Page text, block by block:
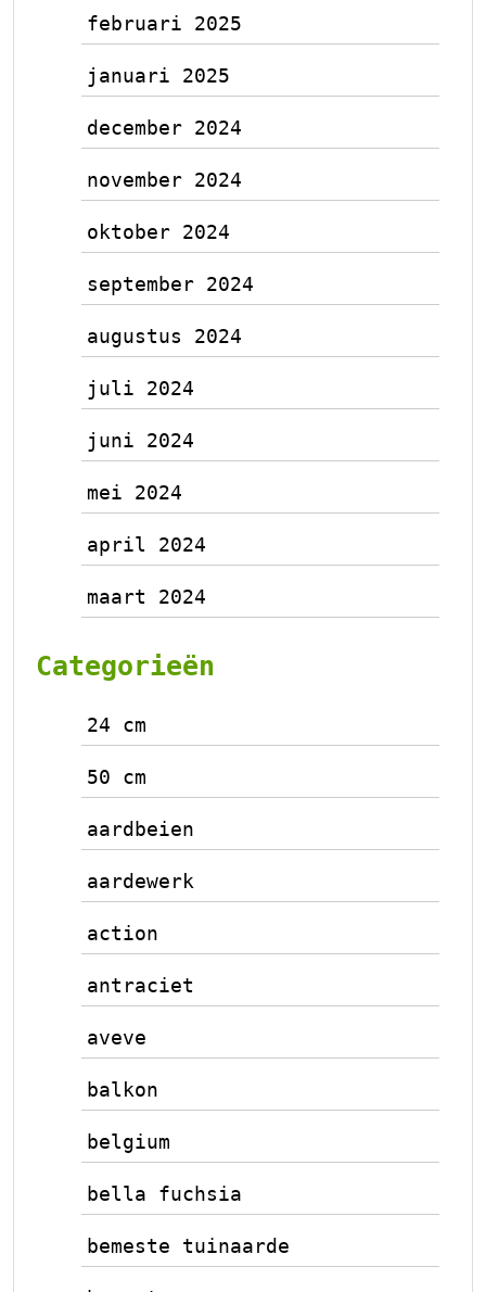
februari 2025
januari 2025
december 2024
november 2024
oktober 2024
september 2024
augustus 2024
juli 2024
juni 2024
mei 2024
april 2024
maart 2024
Categorieën
24 cm
50 cm
aardbeien
aardewerk
action
antraciet
aveve
balkon
belgium
bella fuchsia
bemeste tuinaarde